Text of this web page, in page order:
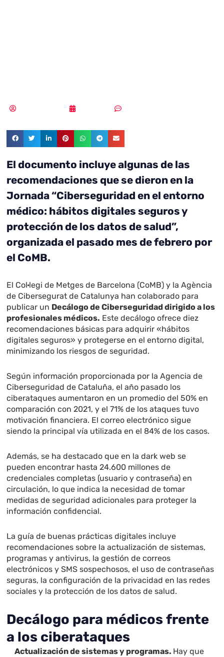
El documento incluye algunas de las
recomendaciones que se dieron en la
Jornada“Ciberseguridad en el entorno
médico: hábitos digitales seguros y
protección de los datos de salud”,
organizada el pasado mes de febrero por
el CoMB.
El Col·legi de Metges de Barcelona (CoMB) y la Agència
de Cibersegurat de Catalunya han colaborado para
publicar un Decálogo de Ciberseguridad dirigido a los
profesionales médicos. Este decálogo ofrece diez
recomendaciones básicas para adquirir «hábitos
digitales seguros» y protegerse en el entorno digital,
minimizando los riesgos de seguridad.
Según información proporcionada por la Agencia de
Ciberseguridad de Cataluña, el año pasado los
ciberataques aumentaron en un promedio del 50% en
comparación con 2021, y el 71% de los ataques tuvo
motivación financiera. El correo electrónico sigue
siendo la principal vía utilizada en el 84% de los casos.
Además, se ha destacado que en la dark web se
pueden encontrar hasta 24.600 millones de
credenciales completas (usuario y contraseña) en
circulación, lo que indica la necesidad de tomar
medidas de seguridad adicionales para proteger la
información confidencial.
La guía de buenas prácticas digitales incluye
recomendaciones sobre la actualización de sistemas,
programas y antivirus, la gestión de correos
electrónicos y SMS sospechosos, el uso de contraseñas
seguras, la configuración de la privacidad en las redes
sociales y la protección de los datos de salud.
Decálogo para médicos frente
a los ciberataques
Actualización de sistemas y programas. Hay que